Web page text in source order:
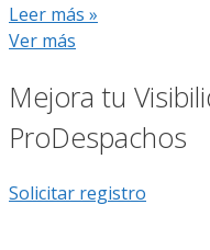
Leer más »
Ver más
Mejora tu
ProDespachos
Solicitar registro